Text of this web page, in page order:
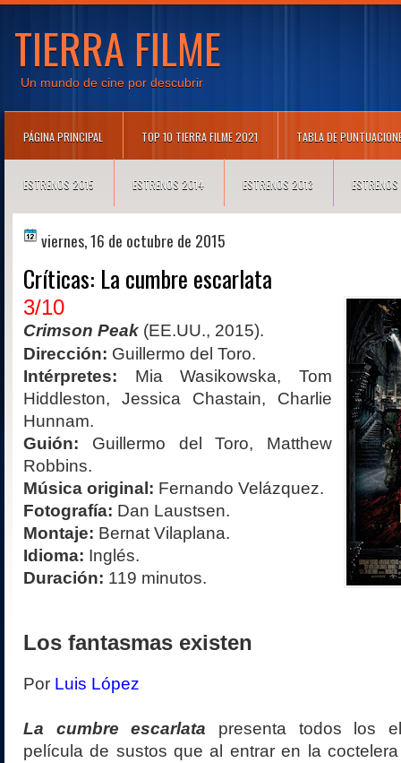
TIERRA FILME
Un mundo de cine por descubrir
PÁGINA PRINCIPAL TOP 10 TIERRA FILME 2021 TABLA DE
ESTRENOS 2015 ESTRENOS 2014 ESTRENOS 2013
viernes, 16 de octubre de 2015
Críticas: La cumbre escarlata
3/10
Crimson Peak (EE.UU., 2015).
Dirección: Guillermo del Toro.
Intérpretes: Mia Wasikowska, Tom
Hiddleston, Jessica Chastain, Charlie
Hunnam.
Guión: Guillermo del Toro, Matthew
Robbins.
Música original: Fernando Velázquez.
Fotografía: Dan Laustsen.
Montaje: Bernat Vilaplana.
Idioma: Inglés.
Duración: 119 minutos.
Los fantasmas existen
Por Luis López
La cumbre escarlata presenta todos los
película de sustos que al entrar en la